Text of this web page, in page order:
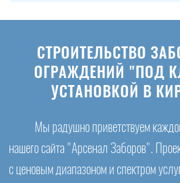
СТРОИТЕЛЬСТВО
ОГРАЖДЕНИЙ "ПОД
УСТАНОВКОЙ В
Мы радушно приветствуем
нашего сайта "Арсенал Заборов".
с ценовым диапазоном и спектром